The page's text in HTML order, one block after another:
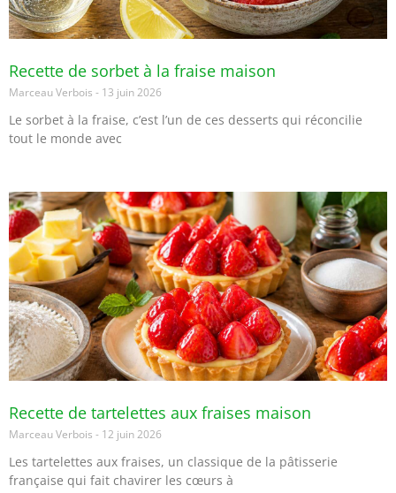
Recette de sorbet à la fraise maison
Marceau Verbois 13 juin 2026
Le sorbet à la fraise, c’est l’un de ces desserts qui réconcilie
tout le monde avec
Recette de tartelettes aux fraises maison
Marceau Verbois 12 juin 2026
Les tartelettes aux fraises, un classique de la pâtisserie
française qui fait chavirer les cœurs à